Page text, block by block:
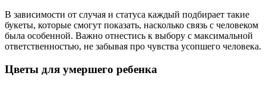
В зависимости от случая и статуса каждый подбирает такие
букеты, которые смогут показать, насколько связь с человеком
была особенной. Важно отнестись к выбору с максимальной
ответственностью, не забывая про чувства усопшего человека.
Цветы для умершего ребенка